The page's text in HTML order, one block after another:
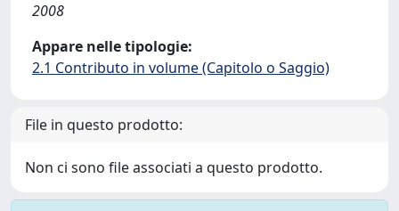
2008
Appare nelle tipologie:
2.1 Contributo in volume (Capitolo o Saggio)
File in questo prodotto:
Non ci sono file associati a questo prodotto.